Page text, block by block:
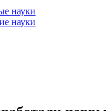
науки
науки